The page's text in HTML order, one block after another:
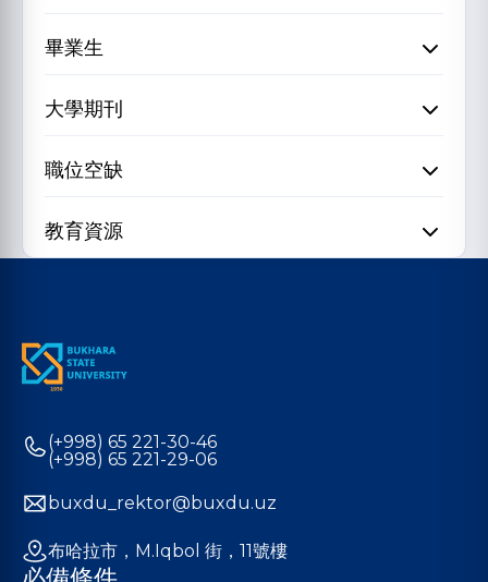
畢業生
大學期刊
職位空缺
教育資源
(+998) 65 221-30-46
(+998) 65 221-29-06
buxdu_rektor@buxdu.uz
布哈拉市，M.Iqbol 街，11號樓